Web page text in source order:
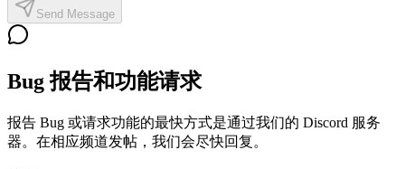
Send Message
Bug 报告和功能请求
报告 Bug 或请求功能的最快方式是通过我们的 Discord 服务
器。在相应频道发帖，我们会尽快回复。